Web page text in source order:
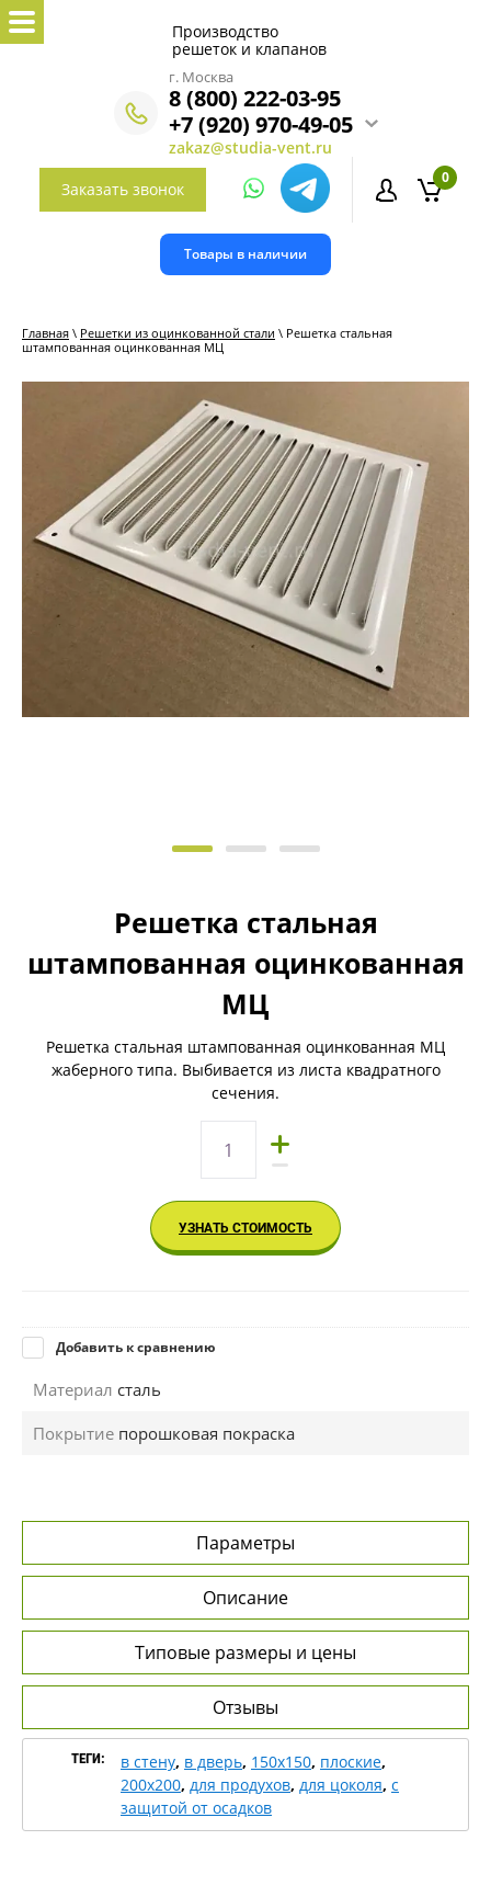
Производство
решеток и клапанов
г. Москва
8 (800) 222-03-95
+7 (920) 970-49-05
zakaz@studia-vent.ru
Заказать звонок
0
Товары в наличии
Главная \ Решетки из оцинкованной стали \ Решетка стальная
штампованная оцинкованная МЦ
Решетка стальная
штампованная оцинкованная
МЦ
Решетка стальная штампованная оцинкованная МЦ
жаберного типа. Выбивается из листа квадратного
сечения.
УЗНАТЬ СТОИМОСТЬ
Добавить к сравнению
Материал сталь
Покрытие порошковая покраска
Параметры
Описание
Типовые размеры и цены
Отзывы
ТЕГИ: в стену, в дверь, 150х150, плоские,
200х200, для продухов, для цоколя, с
защитой от осадков